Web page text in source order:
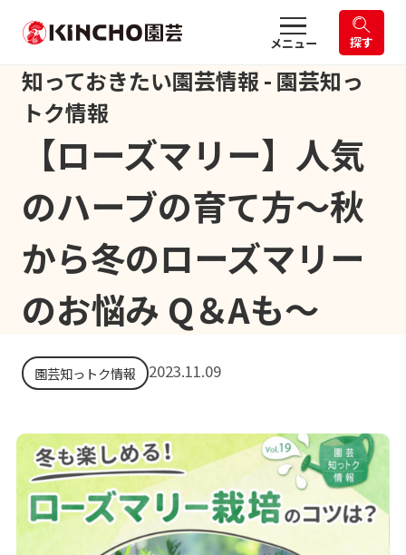
メニュー 探す
知っておきたい園芸情報 - 園芸知っ
トク情報
【ローズマリー】人気
のハーブの育て方～秋
から冬のローズマリー
のお悩み Q＆Aも～
園芸知っトク情報 2023.11.09